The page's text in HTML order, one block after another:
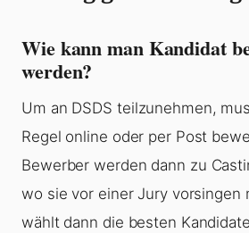
Wie kann man Kandidat
werden?
Um an DSDS teilzunehmen,
Regel online oder per Post
Bewerber werden dann zu
wo sie vor einer Jury vorsingen
wählt dann die besten